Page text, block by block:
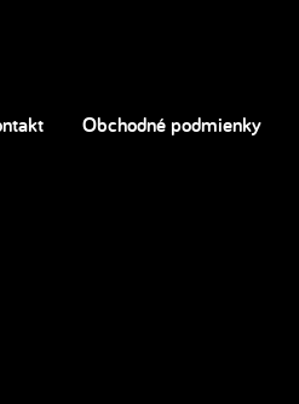
Obchodné podmienky